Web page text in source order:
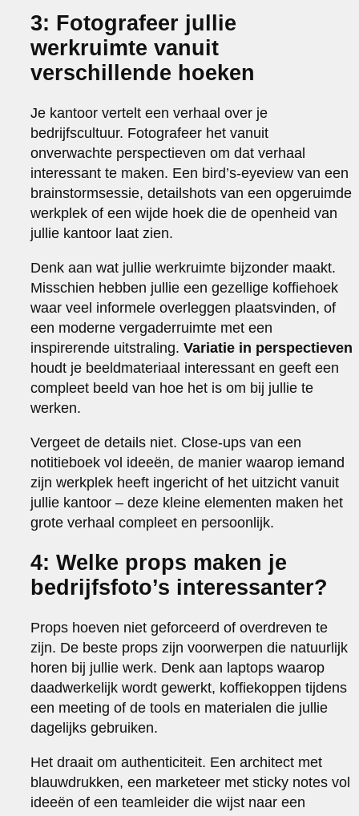
3: Fotografeer jullie
werkruimte vanuit
verschillende hoeken
Je kantoor vertelt een verhaal over je
bedrijfscultuur. Fotografeer het vanuit
onverwachte perspectieven om dat verhaal
interessant te maken. Een bird’s-eyeview van een
brainstormsessie, detailshots van een opgeruimde
werkplek of een wijde hoek die de openheid van
jullie kantoor laat zien.
Denk aan wat jullie werkruimte bijzonder maakt.
Misschien hebben jullie een gezellige koffiehoek
waar veel informele overleggen plaatsvinden, of
een moderne vergaderruimte met een
inspirerende uitstraling.Variatie in perspectieven
houdt je beeldmateriaal interessant en geeft een
compleet beeld van hoe het is om bij jullie te
werken.
Vergeet de details niet. Close-ups van een
notitieboek vol ideeën, de manier waarop iemand
zijn werkplek heeft ingericht of het uitzicht vanuit
jullie kantoor – deze kleine elementen maken het
grote verhaal compleet en persoonlijk.
4: Welke props maken je
bedrijfsfoto’s interessanter?
Props hoeven niet geforceerd of overdreven te
zijn. De beste props zijn voorwerpen die natuurlijk
horen bij jullie werk. Denk aan laptops waarop
daadwerkelijk wordt gewerkt, koffiekoppen tijdens
een meeting of de tools en materialen die jullie
dagelijks gebruiken.
Het draait om authenticiteit. Een architect met
blauwdrukken, een marketeer met sticky notes vol
ideeën of een teamleider die wijst naar een